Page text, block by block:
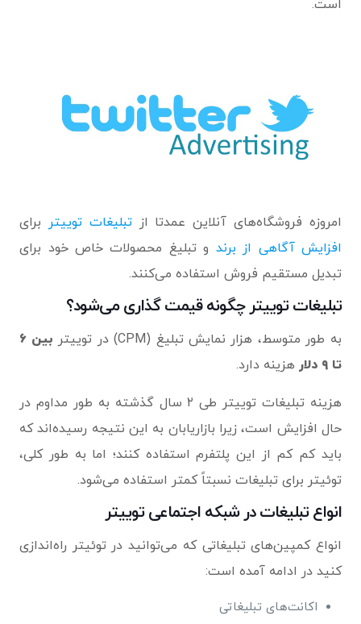
است.
امروزه فروشگاه‌های آنلاین عمدتا ازتبلیغات توییتر برای
افزایش آگاهی از برند و تبلیغ محصولات خاص خود برای
تبدیل مستقیم فروش استفاده می‌کنند.
تبلیغات توییتر چگونه قیمت گذاری می‌شود؟
به طور متوسط، هزار نمایش تبلیغ (CPM) در توییتر
بین ۶
تا ۹ دلار
هزینه دارد.
هزینه تبلیغات توییتر طی ۲ سال گذشته به طور مداوم در
حال افزایش است، زیرا بازاریابان به این نتیجه رسیده‌اند که
باید کم کم از این پلتفرم استفاده کنند؛ اما به طور کلی،
توئیتر برای تبلیغات نسبتاً کمتر استفاده می‌شود.
انواع تبلیغات در شبکه اجتماعی توییتر
انواع کمپین‌های تبلیغاتی که می‌توانید در توئيتر راه‌اندازی
کنید در ادامه آمده است:
اکانت‌های تبلیغاتی